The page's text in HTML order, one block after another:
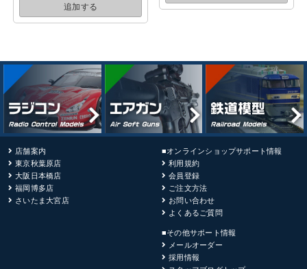
追加する
店舗案内
東京秋葉原店
大阪日本橋店
福岡博多店
さいたま大宮店
■オンラインショップサポート情報
利用規約
会員登録
ご注文方法
お問い合わせ
よくあるご質問
■その他サポート情報
メールオーダー
採用情報